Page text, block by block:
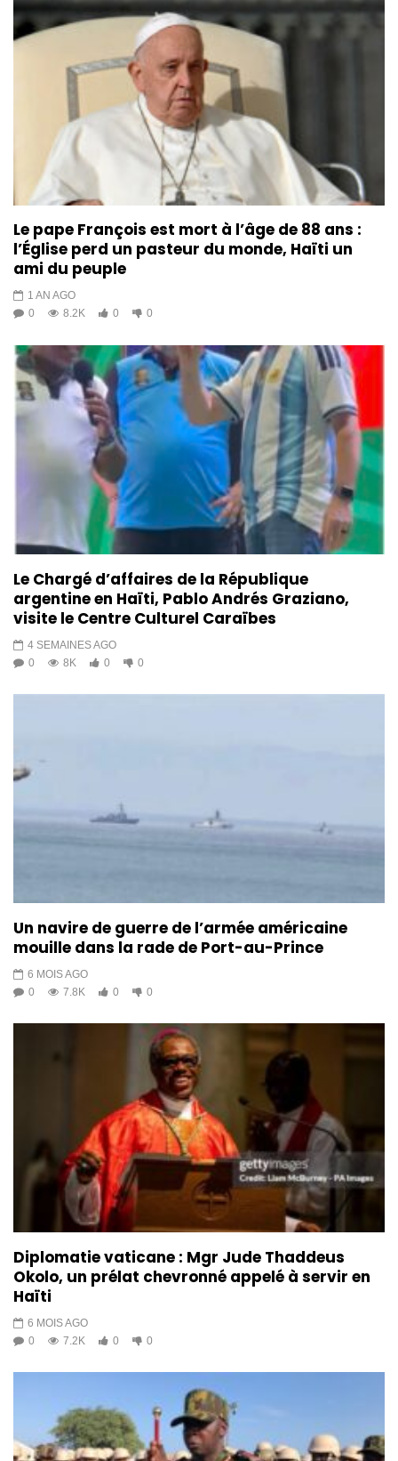
Le pape François est mort à l’âge de 88 ans :
l’Église perd un pasteur du monde, Haïti un
ami du peuple
1 AN AGO
0
8.2K 0 0
Le Chargé d’affaires de la République
argentine en Haïti, Pablo Andrés Graziano,
visite le Centre Culturel Caraïbes
4 SEMAINES AGO
0
8K 0 0
Un navire de guerre de l’armée américaine
mouille dans la rade de Port-au-Prince
6 MOIS AGO
0
7.8K 0 0
Diplomatie vaticane : Mgr Jude Thaddeus
Okolo, un prélat chevronné appelé à servir en
Haïti
6 MOIS AGO
0
7.2K 0 0